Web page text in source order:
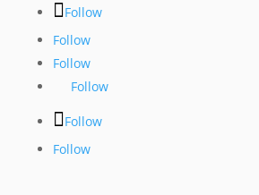
Follow
Follow
Follow
Follow
Follow
Follow